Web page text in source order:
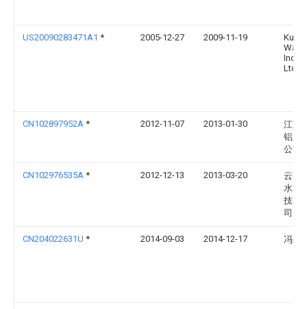
US20090283471A1 * 2005-12-27 2009-11-19
Kurita
Water
Ltd
CN102897952A * 2012-11-07 2013-01-30
江苏
铝业
公司
CN102976535A * 2012-12-13 2013-03-20
云南
水净
技有
司
CN204022631U * 2014-09-03 2014-12-17 冯永